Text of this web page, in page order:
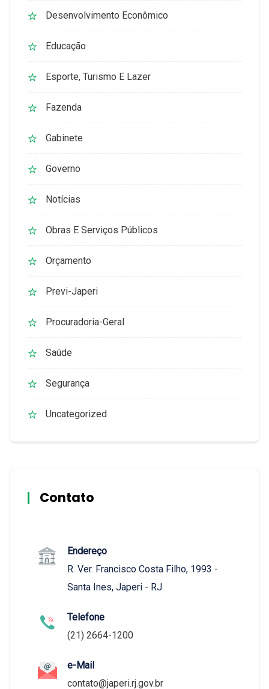
Desenvolvimento Econômico
Educação
Esporte, Turismo E Lazer
Fazenda
Gabinete
Governo
Notícias
Obras E Serviços Públicos
Orçamento
Previ-Japeri
Procuradoria-Geral
Saúde
Segurança
Uncategorized
Contato
Endereço
R. Ver. Francisco Costa Filho, 1993 -
Santa Ines, Japeri - RJ
Telefone
(21) 2664-1200
e-Mail
contato@japeri.rj.gov.br